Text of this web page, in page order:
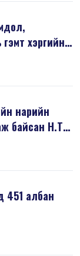
хэргийн
нарийн
байсан Н.Т
451 албан